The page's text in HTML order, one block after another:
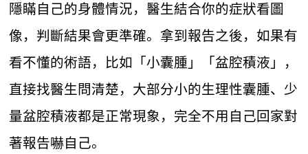
隱瞞自己的身體情況，醫生結合你的症狀看圖
像，判斷結果會更準確。拿到報告之後，如果有
看不懂的術語，比如「小囊腫」「盆腔積液」，
直接找醫生問清楚，大部分小的生理性囊腫、少
量盆腔積液都是正常現象，完全不用自己回家對
著報告嚇自己。